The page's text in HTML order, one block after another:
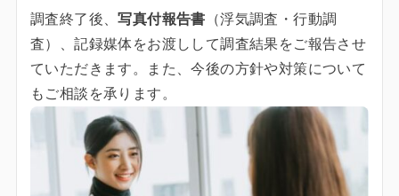
調査終了後、写真付報告書 （浮気調査・行動調
査）、記録媒体をお渡しして調査結果をご報告させ
ていただきます。また、今後の方針や対策について
もご相談を承ります。